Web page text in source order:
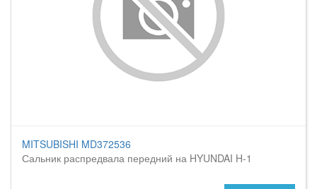
MITSUBISHI MD372536
Сальник распредвала передний на HYUNDAI H-1